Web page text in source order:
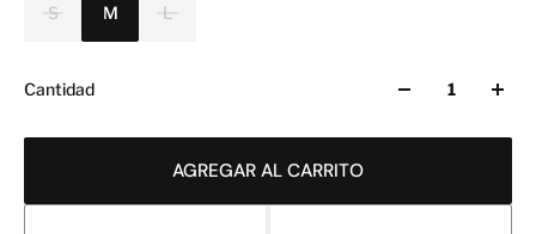
S M L
Cantidad
AGREGAR AL CARRITO